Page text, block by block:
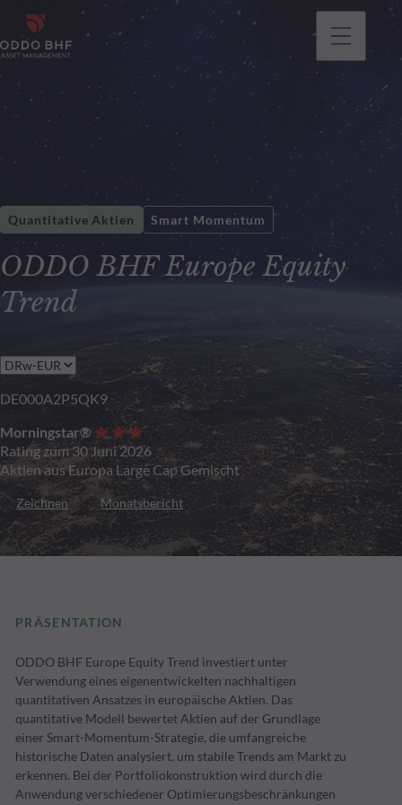
ODDO BHF Europe Equity
Trend
Quantitative Aktien Smart Momentum
DE000A2P5QK9
Morningstar®
Rating zum 30 Juni 2026
Aktien aus Europa Large Cap Gemischt
Zeichnen Monatsbericht
PRÄSENTATION
ODDO BHF Europe Equity Trend investiert unter
Verwendung eines eigenentwickelten nachhaltigen
quantitativen Ansatzes in europäische Aktien. Das
quantitative Modell bewertet Aktien auf der Grundlage
einer Smart-Momentum-Strategie, die umfangreiche
historische Daten analysiert, um stabile Trends am Markt zu
erkennen. Bei der Portfoliokonstruktion wird durch die
Anwendung verschiedener Optimierungsbeschränkungen